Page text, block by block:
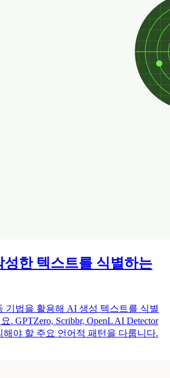
성한 텍스트를 식별하는
기법을 활용해 AI 생성 텍스트를 식별
. GPTZero, Scribbr, OpenL AI Detector
야 할 주요 언어적 패턴을 다룹니다.